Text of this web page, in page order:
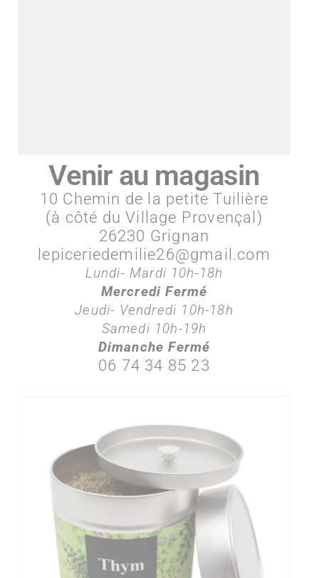
Venir au magasin
10 Chemin de la petite Tuilière
(à côté du Village Provençal)
26230 Grignan
lepiceriedemilie26@gmail.com
Lundi- Mardi 10h-18h
Mercredi Fermé
Jeudi- Vendredi 10h-18h
Samedi 10h-19h
Dimanche Fermé
06 74 34 85 23